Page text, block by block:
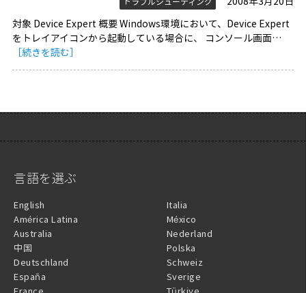
対象 Device Expert 概要 Windows環境において、Device Expert
をトレイアイコンから起動している場合に、 コンソール画面…
［続きを読む］
言語を選ぶ
English
América Latina
Australia
中国
Deutschland
España
Italia
México
Nederland
Polska
Schweiz
Sverige